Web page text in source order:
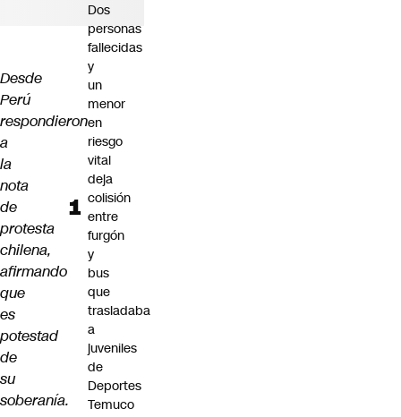
Desde
Perú
respondieron
a
la
nota
de
protesta
chilena,
afirmando
que
es
potestad
de
su
soberanía.
Dos
personas
fallecidas
y
un
menor
en
riesgo
vital
deja
colisión
entre
furgón
y
bus
que
trasladaba
a
juveniles
de
Deportes
Temuco